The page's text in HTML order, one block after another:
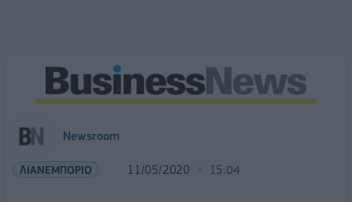
Newsroom
ΛΙΑΝΕΜΠΟΡΙΟ 11/05/2020 15:04